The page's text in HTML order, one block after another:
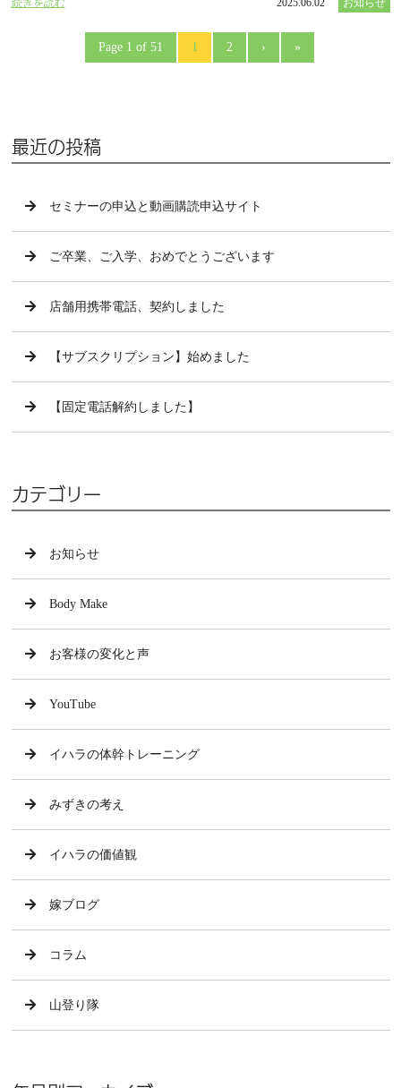
続きを読む 2025.06.02 お知らせ
Page 1 of 51 1 2 › »
最近の投稿
セミナーの申込と動画購読申込サイト
ご卒業、ご入学、おめでとうございます
店舗用携帯電話、契約しました
【サブスクリプション】始めました
【固定電話解約しました】
カテゴリー
お知らせ
Body Make
お客様の変化と声
YouTube
イハラの体幹トレーニング
みずきの考え
イハラの価値観
嫁ブログ
コラム
山登り隊